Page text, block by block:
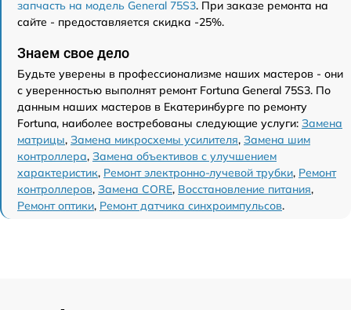
запчасть на модель General 75S3. При заказе ремонта на
сайте - предоставляется скидка -25%.
Знаем свое дело
Будьте уверены в профессионализме наших мастеров - они
с уверенностью выполнят ремонт Fortuna General 75S3. По
данным наших мастеров в Екатеринбурге по ремонту
Fortuna, наиболее востребованы следующие услуги: Замена
матрицы, Замена микросхемы усилителя, Замена шим
контроллера, Замена объективов с улучшением
характеристик, Ремонт электронно-лучевой трубки, Ремонт
контроллеров, Замена CORE, Восстановление питания,
Ремонт оптики, Ремонт датчика синхроимпульсов.